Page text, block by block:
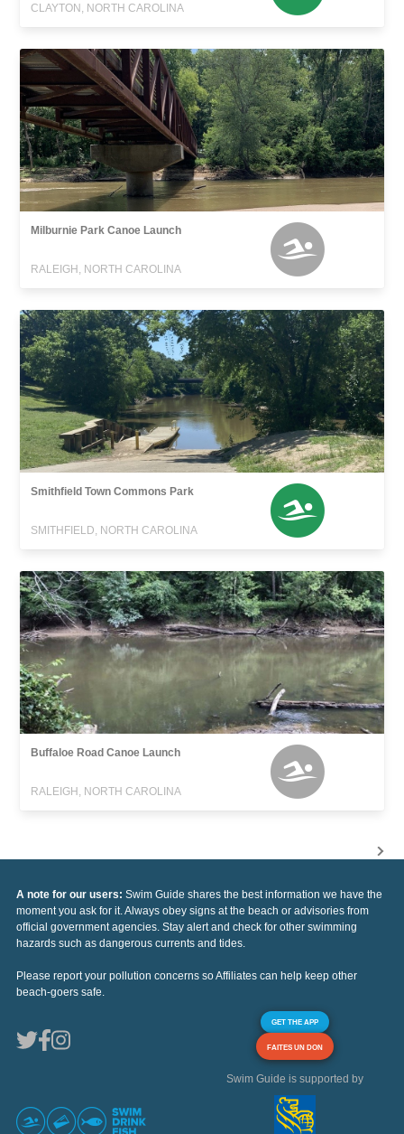
CLAYTON, NORTH CAROLINA
Milburnie Park Canoe Launch
RALEIGH, NORTH CAROLINA
Smithfield Town Commons Park
SMITHFIELD, NORTH CAROLINA
Buffaloe Road Canoe Launch
RALEIGH, NORTH CAROLINA
A note for our users: Swim Guide shares the best information we have the
moment you ask for it. Always obey signs at the beach or advisories from
official government agencies. Stay alert and check for other swimming
hazards such as dangerous currents and tides.
Please report your pollution concerns so Affiliates can help keep other
beach-goers safe.
GET THE APP
FAITES UN DON
Swim Guide is supported by